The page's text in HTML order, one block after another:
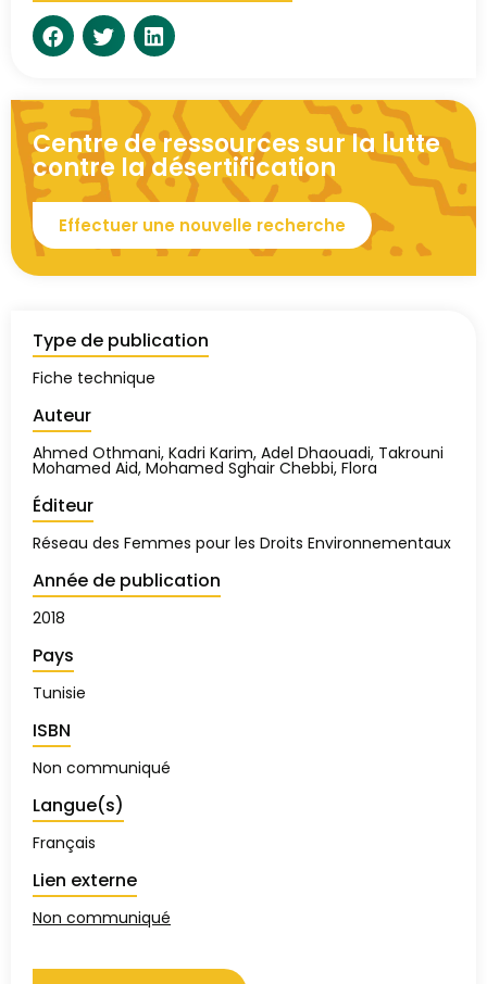
Centre de ressources sur la lutte
contre la désertification
Effectuer une nouvelle recherche
Type de publication
Fiche technique
Auteur
Ahmed Othmani, Kadri Karim, Adel Dhaouadi, Takrouni
Mohamed Aid, Mohamed Sghair Chebbi, Flora
Éditeur
Réseau des Femmes pour les Droits Environnementaux
Année de publication
2018
Pays
Tunisie
ISBN
Non communiqué
Langue(s)
Français
Lien externe
Non communiqué